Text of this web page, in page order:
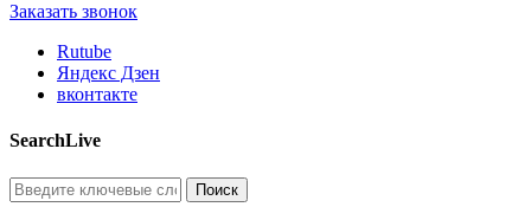
Заказать звонок
Rutube
Яндекс Дзен
вконтакте
SearchLive